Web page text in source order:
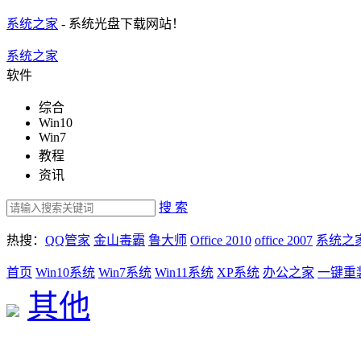
系统之家 - 系统光盘下载网站！
系统之家
软件
综合
Win10
Win7
教程
资讯
搜 索
热搜： QQ管家 金山毒霸 鲁大师 Office 2010 office 2007 系统之
首页 Win10系统 Win7系统 Win11系统 XP系统 办公之家 一键重
其他